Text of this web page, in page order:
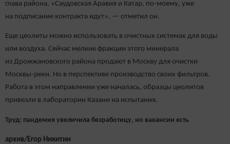
глава района. «Саудовская Аравия и Катар, по-моему, уже
на подписание контракта идут», — отметил он.
Еще цеолиты можно использовать в очистных системах для воды
или воздуха. Сейчас мелкие фракции этого минерала
из Дрожжановского района продают в Москву для очистки
Москвы-реки. Но в перспективе производство своих фильтров.
Работа в этом направлении уже началась, образцы цеолитов
привезли в лаборатории Казани на испытания.
Труд: пандемия увеличила безработицу, но вакансии есть
архив/Егор Никитин